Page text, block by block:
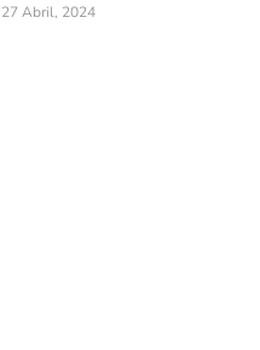
27 Abril, 2024